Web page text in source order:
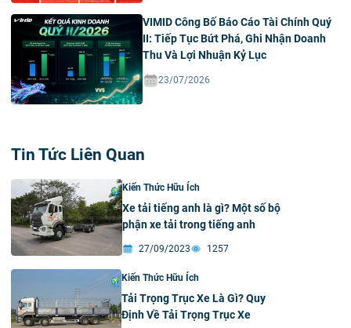
VIMID Công Bố Báo Cáo Tài Chính Quý
II: Tiếp Tục Bứt Phá, Ghi Nhận Doanh
Thu Và Lợi Nhuận Kỷ Lục
23/07/2026
Tin Tức Liên Quan
Kiến Thức Hữu Ích
Xe tải tiếng anh là gì? Một số bộ
phận xe tải trong tiếng anh
27/09/2023 1257
Kiến Thức Hữu Ích
Tải Trọng Trục Xe Là Gì? Quy
Định Về Tải Trọng Trục Xe